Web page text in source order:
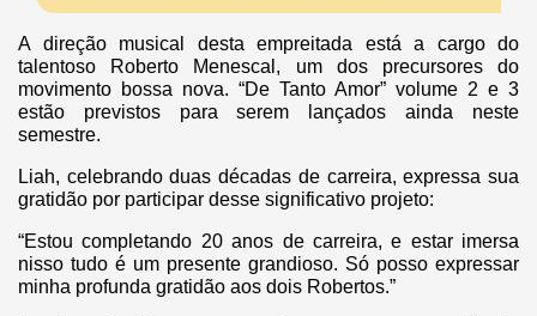
A direção musical desta empreitada está a cargo do
talentoso Roberto Menescal, um dos precursores do
movimento bossa nova. “De Tanto Amor” volume 2 e 3
estão previstos para serem lançados ainda neste
semestre.
Liah, celebrando duas décadas de carreira, expressa sua
gratidão por participar desse significativo projeto:
“Estou completando 20 anos de carreira, e estar imersa
nisso tudo é um presente grandioso. Só posso expressar
minha profunda gratidão aos dois Robertos.”